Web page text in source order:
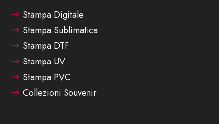
Stampa Digitale
Stampa Sublimatica
Stampa DTF
Stampa UV
Stampa PVC
Collezioni Souvenir